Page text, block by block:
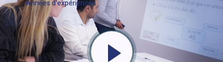
Années d'expériences